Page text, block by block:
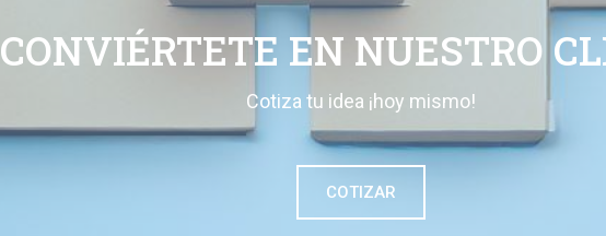
CONVIÉRTETE EN NUESTRO
Cotiza tu idea ¡hoy mismo!
COTIZAR